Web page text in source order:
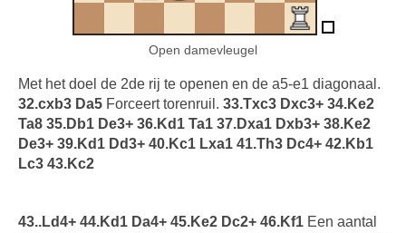
Open damevleugel
Met het doel de 2de rij te openen en de a5-e1 diagonaal.
32.cxb3 Da5 Forceert torenruil. 33.Txc3 Dxc3+ 34.Ke2
Ta8 35.Db1 De3+ 36.Kd1 Ta1 37.Dxa1 Dxb3+ 38.Ke2
De3+ 39.Kd1 Dd3+ 40.Kc1 Lxa1 41.Th3 Dc4+ 42.Kb1
Lc3 43.Kc2
43..Ld4+ 44.Kd1 Da4+ 45.Ke2 Dc2+ 46.Kf1 Een aantal